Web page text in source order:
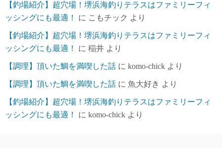
【釣場紹介】超穴場！堺浜海釣りテラスはファミリーフィ
ッシングにも最適！
に こもチック より
【釣場紹介】超穴場！堺浜海釣りテラスはファミリーフィ
ッシングにも最適！
に 稲井 より
【調理】頂いた鯛を満喫した話 に komo-chick より
【調理】頂いた鯛を満喫した話 に 魚大好き より
【釣場紹介】超穴場！堺浜海釣りテラスはファミリーフィ
ッシングにも最適！
に komo-chick より